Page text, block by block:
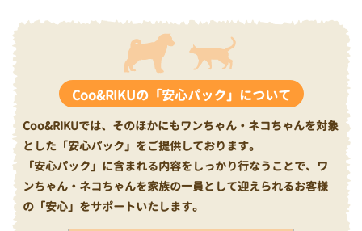
Coo&RIKUの「安心パック」について
Coo&RIKUでは、そのほかにもワンちゃん・ネコちゃんを対象
とした「安心パック」をご提供しております。
「安心パック」に含まれる内容をしっかり行なうことで、ワ
ンちゃん・ネコちゃんを家族の一員として迎えられるお客様
の「安心」をサポートいたします。